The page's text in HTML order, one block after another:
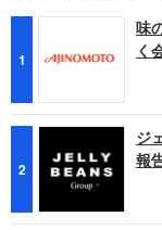
1
味
く
2
ジ
報